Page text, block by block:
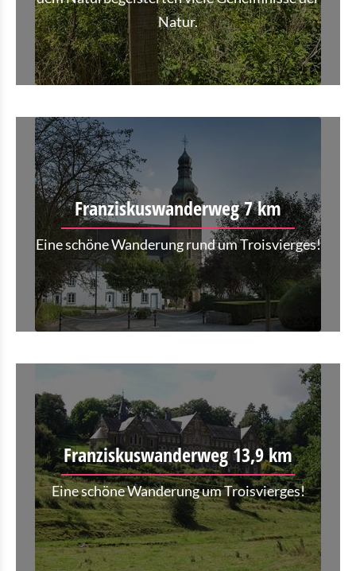
Natur.
Franziskuswanderweg 7 km
Eine schöne Wanderung rund um Troisvierges!
Franziskuswanderweg 13,9 km
Eine schöne Wanderung um Troisvierges!